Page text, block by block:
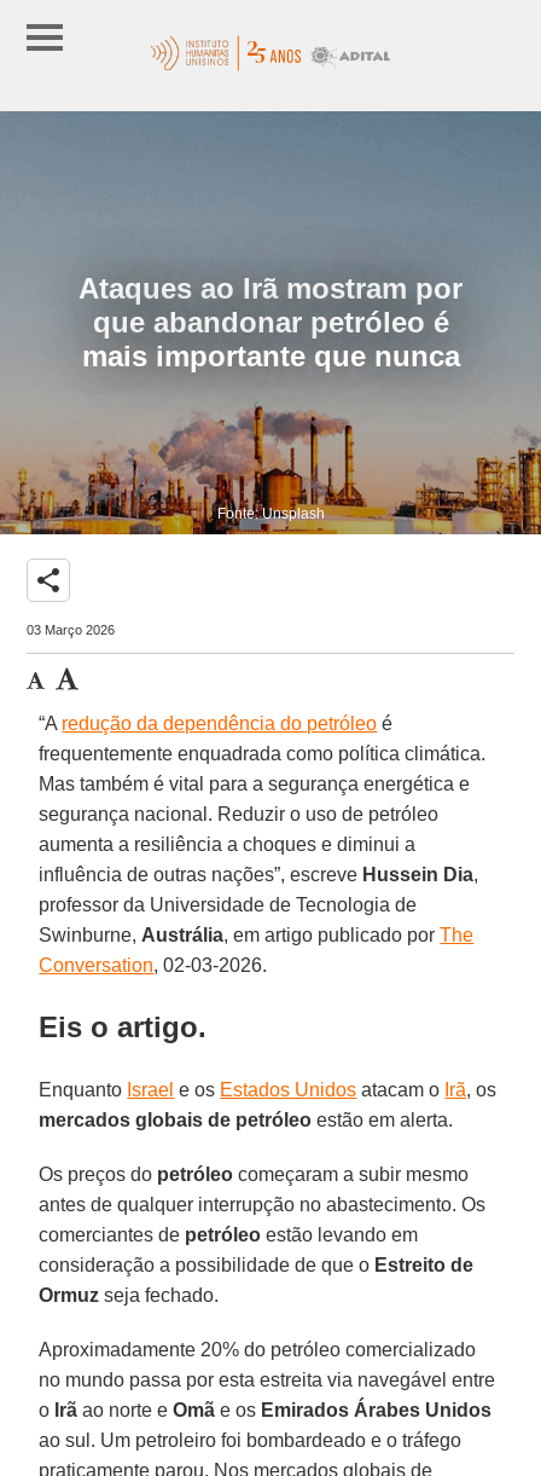
Ataques ao Irã mostram por
que abandonar petróleo é
mais importante que nunca
Fonte: Unsplash
share
03 Março 2026
“A redução da dependência do petróleo é
frequentemente enquadrada como política climática.
Mas também é vital para a segurança energética e
segurança nacional. Reduzir o uso de petróleo
aumenta a resiliência a choques e diminui a
influência de outras nações”, escreve Hussein Dia,
professor da Universidade de Tecnologia de
Swinburne, Austrália, em artigo publicado porThe
Conversation, 02-03-2026.
Eis o artigo.
Enquanto Israel e os Estados Unidos atacam o Irã, os
mercados globais de petróleo estão em alerta.
Os preços do petróleo começaram a subir mesmo
antes de qualquer interrupção no abastecimento. Os
comerciantes de petróleo estão levando em
consideração a possibilidade de que o Estreito de
Ormuz seja fechado.
Aproximadamente 20% do petróleo comercializado
no mundo passa por esta estreita via navegável entre
o Irã ao norte eOmã e os Emirados Árabes Unidos
ao sul. Um petroleiro foi bombardeado e o tráfego
praticamente parou. Nos mercados globais de